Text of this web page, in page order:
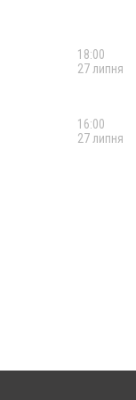
18:00
27 липня
16:00
27 липня